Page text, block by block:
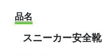
品名
スニーカー安全靴